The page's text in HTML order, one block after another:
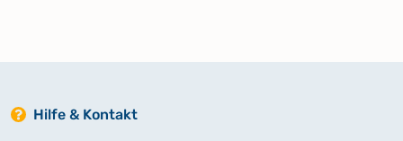
Hilfe & Kontakt